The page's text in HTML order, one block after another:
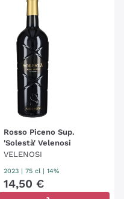
Rosso Piceno Sup.
'Solestà' Velenosi
VELENOSI
2023 75 cl | 14%
14,50 €